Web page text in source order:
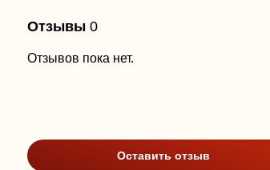
Отзывы 0
Отзывов пока нет.
Оставить отзыв